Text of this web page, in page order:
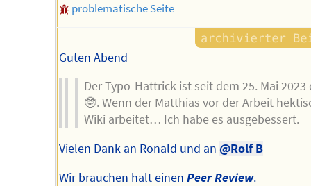
problematische Seite
Guten Abend
Der Typo-Hattrick ist seit dem 25. Mai 2023
🤓. Wenn der Matthias vor der Arbeit
Wiki arbeitet… Ich habe es ausgebessert.
Vielen Dank an Ronald und an @Rolf B
Wir brauchen halt einen Peer Review.